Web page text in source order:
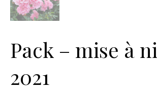
Pack – mise à
2021